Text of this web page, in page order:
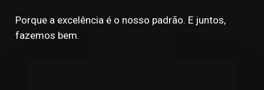
Porque a excelência é o nosso padrão. E juntos,
fazemos bem.